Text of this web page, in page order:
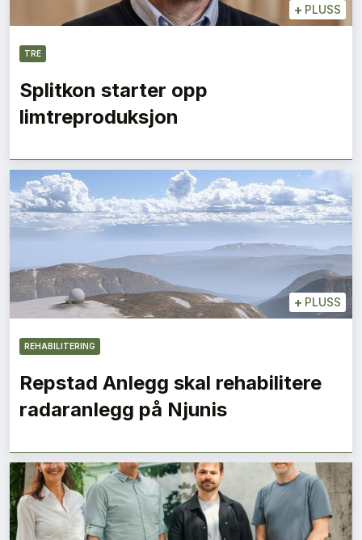
+ PLUSS
TRE
Splitkon starter opp
limtreproduksjon
+ PLUSS
REHABILITERING
Repstad Anlegg skal rehabilitere
radaranlegg på Njunis